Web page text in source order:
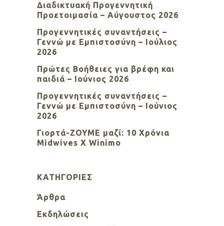
Διαδικτυακή Προγεννητική
Προετοιμασία – Αύγουστος 2026
Προγεννητικές συναντήσεις –
Γεννώ με Εμπιστοσύνη – Ιούλιος
2026
Πρώτες Βοήθειες για βρέφη και
παιδιά – Ιούνιος 2026
Προγεννητικές συναντήσεις –
Γεννώ με Εμπιστοσύνη – Ιούνιος
2026
Γιορτά-ΖΟΥΜΕ μαζί: 10 Χρόνια
Midwives X Winimo
KΑΤΗΓΟΡΊΕΣ
Άρθρα
Εκδηλώσεις